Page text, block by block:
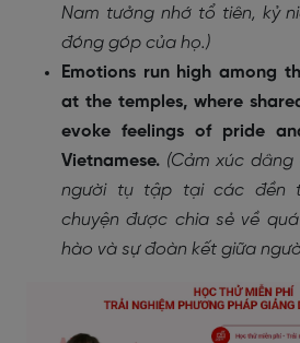
Nam tưởng nhớ tổ tiên, kỷ
đóng góp của họ.)
Emotions run high among
at the temples, where
evoke feelings of pride
Vietnamese. (Cảm xúc
người tụ tập tại các đền
chuyện được chia sẻ về
hào và sự đoàn kết giữa